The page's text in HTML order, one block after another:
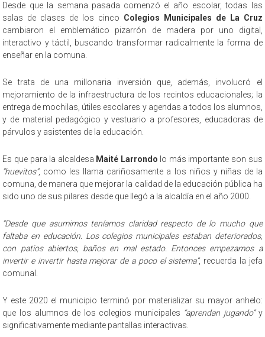
Desde que la semana pasada comenzó el año escolar, todas las
salas de clases de los cinco Colegios Municipales de La Cruz
cambiaron el emblemático pizarrón de madera por uno digital,
interactivo y táctil, buscando transformar radicalmente la forma de
enseñar en la comuna.
Se trata de una millonaria inversión que, además, involucró el
mejoramiento de la infraestructura de los recintos educacionales; la
entrega de mochilas, útiles escolares y agendas a todos los alumnos,
y de material pedagógico y vestuario a profesores, educadoras de
párvulos y asistentes de la educación.
Es que para la alcaldesa Maité Larrondo lo más importante son sus
“huevitos”, como les llama cariñosamente a los niños y niñas de la
comuna, de manera que mejorar la calidad de la educación pública ha
sido uno de sus pilares desde que llegó a la alcaldía en el año 2000.
“Desde que asumimos teníamos claridad respecto de lo mucho que
faltaba en educación. Los colegios municipales estaban deteriorados,
con patios abiertos, baños en mal estado. Entonces empezamos a
invertir e invertir hasta mejorar de a poco el sistema”, recuerda la jefa
comunal.
Y este 2020 el municipio terminó por materializar su mayor anhelo:
que los alumnos de los colegios municipales “aprendan jugando”y
significativamente mediante pantallas interactivas.